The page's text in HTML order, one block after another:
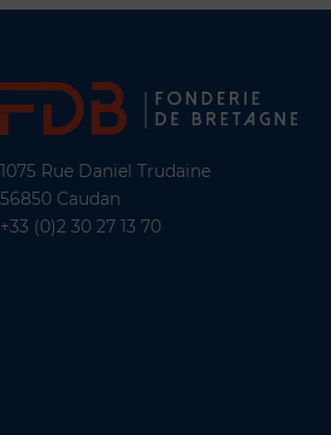
1075 Rue Daniel Trudaine
56850 Caudan
+33 (0)2 30 27 13 70